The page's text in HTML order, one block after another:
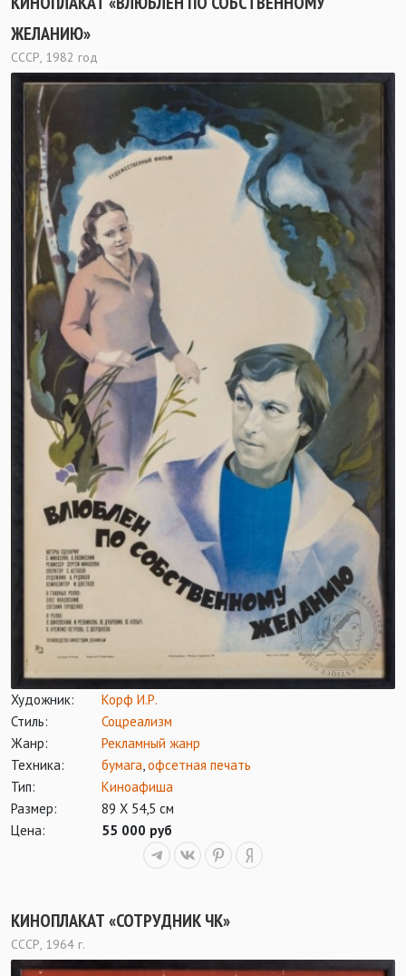
ЖЕЛАНИЮ»
СССР, 1982 год
Художник:
Корф И.Р.
Стиль:
Соцреализм
Жанр:
Рекламный жанр
Техника:
бумага офсетная печать
Тип:
Киноафиша
Размер:
89 Х 54,5 см
Цена:
55 000 руб
КИНОПЛАКАТ «СОТРУДНИК ЧК»
СССР, 1964 г.